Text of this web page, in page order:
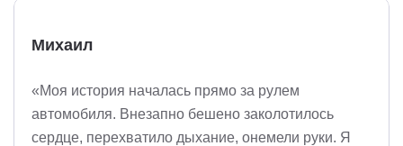
Михаил
«Моя история началась прямо за рулем
автомобиля. Внезапно бешено заколотилось
сердце, перехватило дыхание, онемели руки. Я